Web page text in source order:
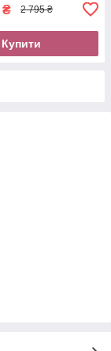
₴ 2 795 ₴
Купити